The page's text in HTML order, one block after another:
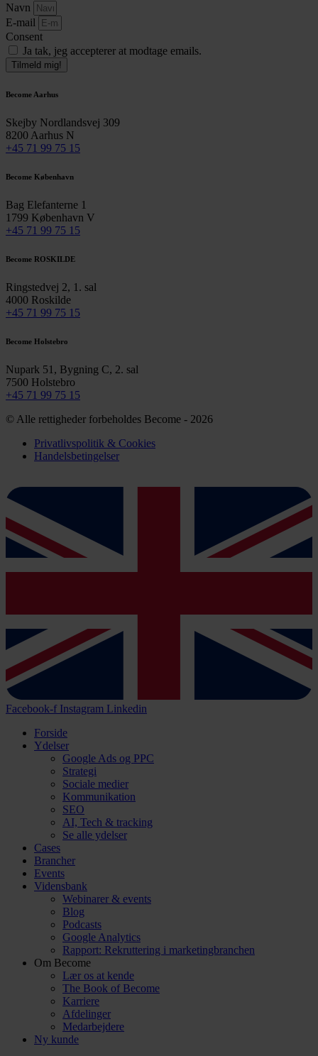
Navn
E-mail
Consent
Ja tak, jeg accepterer at modtage emails.
Tilmeld mig!
Become Aarhus
Skejby Nordlandsvej 309
8200 Aarhus N
+45 71 99 75 15
Become København
Bag Elefanterne 1
1799 København V
+45 71 99 75 15
Become ROSKILDE
Ringstedvej 2, 1. sal
4000 Roskilde
+45 71 99 75 15
Become Holstebro
Nupark 51, Bygning C, 2. sal
7500 Holstebro
+45 71 99 75 15
© Alle rettigheder forbeholdes Become - 2026
Privatlivspolitik & Cookies
Handelsbetingelser
Facebook-f Instagram Linkedin
Forside
Ydelser
Google Ads og PPC
Strategi
Sociale medier
Kommunikation
SEO
AI, Tech & tracking
Se alle ydelser
Cases
Brancher
Events
Vidensbank
Webinarer & events
Blog
Podcasts
Google Analytics
Rapport: Rekruttering i marketingbranchen
Om Become
Lær os at kende
The Book of Become
Karriere
Afdelinger
Medarbejdere
Ny kunde